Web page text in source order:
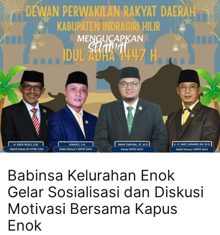
Babinsa Kelurahan Enok
Gelar Sosialisasi dan Diskusi
Motivasi Bersama Kapus
Enok